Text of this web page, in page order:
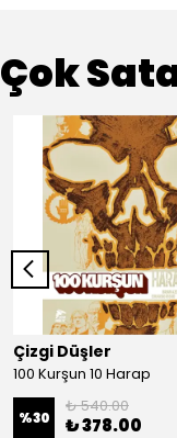
Çok
Çizgi Düşler
100 Kurşun 10 Harap
%30
₺ 540.00
₺ 378.00